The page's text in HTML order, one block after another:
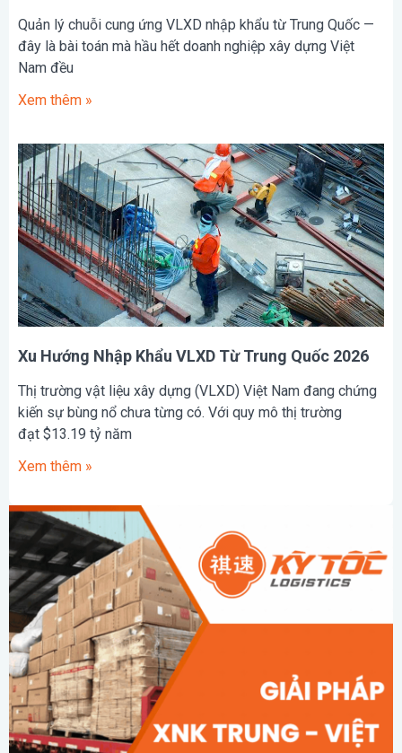
Quản lý chuỗi cung ứng VLXD nhập khẩu từ Trung Quốc —
đây là bài toán mà hầu hết doanh nghiệp xây dựng Việt
Nam đều
Xem thêm »
Xu Hướng Nhập Khẩu VLXD Từ Trung Quốc 2026
Thị trường vật liệu xây dựng (VLXD) Việt Nam đang chứng
kiến sự bùng nổ chưa từng có. Với quy mô thị trường
đạt $13.19 tỷ năm
Xem thêm »